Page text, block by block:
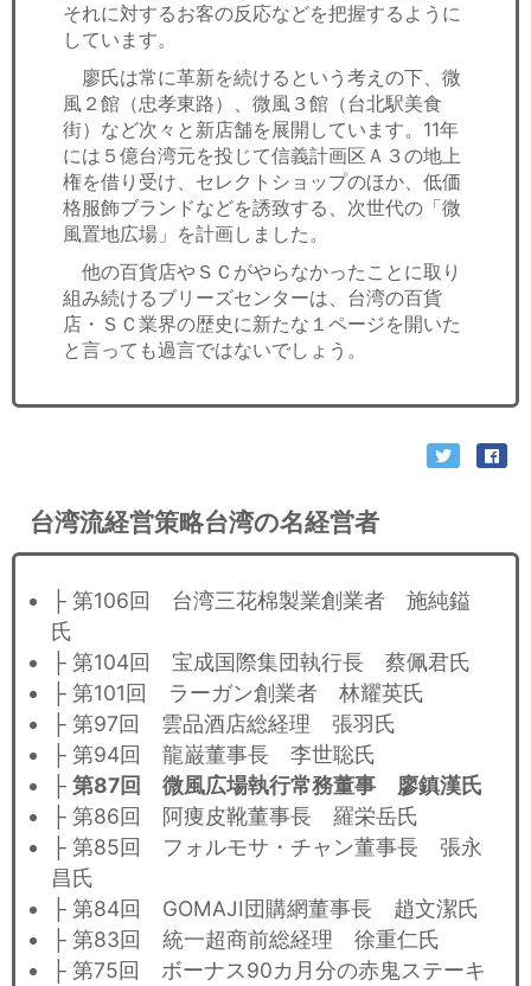
それに対するお客の反応などを把握するように
しています。
廖氏は常に革新を続けるという考えの下、微
風２館（忠孝東路）、微風３館（台北駅美食
街）など次々と新店舗を展開しています。11年
には５億台湾元を投じて信義計画区Ａ３の地上
権を借り受け、セレクトショップのほか、低価
格服飾ブランドなどを誘致する、次世代の「微
風置地広場」を計画しました。
他の百貨店やＳＣがやらなかったことに取り
組み続けるブリーズセンターは、台湾の百貨
店・ＳＣ業界の歴史に新たな１ページを開いた
と言っても過言ではないでしょう。
台湾流経営策略台湾の名経営者
├ 第106回 台湾三花棉製業創業者 施純鎰
氏
├ 第104回 宝成国際集団執行長 蔡佩君氏
├ 第101回 ラーガン創業者 林耀英氏
├ 第97回 雲品酒店総経理 張羽氏
├ 第94回 龍巌董事長 李世聡氏
├ 第87回 微風広場執行常務董事 廖鎮漢氏
├ 第86回 阿痩皮靴董事長 羅栄岳氏
├ 第85回 フォルモサ・チャン董事長 張永
昌氏
├ 第84回 GOMAJI団購網董事長 趙文潔氏
├ 第83回 統一超商前総経理 徐重仁氏
├ 第75回 ボーナス90カ月分の赤鬼ステーキ